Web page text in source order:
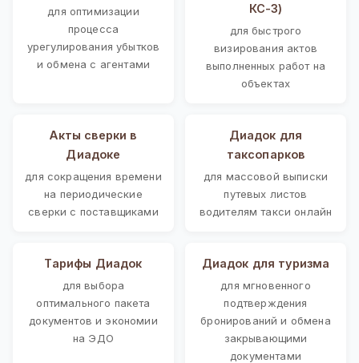
для оптимизации
процесса
урегулирования убытков
и обмена с агентами
КС-3)
для быстрого
визирования актов
выполненных работ на
объектах
Акты сверки в
Диадоке
для сокращения времени
на периодические
сверки с поставщиками
Диадок для
таксопарков
для массовой выписки
путевых листов
водителям такси онлайн
Тарифы Диадок
для выбора
оптимального пакета
документов и экономии
на ЭДО
Диадок для туризма
для мгновенного
подтверждения
бронирований и обмена
закрывающими
документами